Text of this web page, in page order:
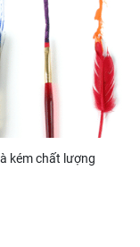
kém chất lượng